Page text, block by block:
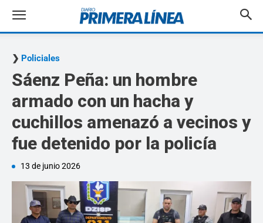
Policiales
Sáenz Peña: un hombre
armado con un hacha y
cuchillos amenazó a vecinos y
fue detenido por la policía
13 de junio 2026